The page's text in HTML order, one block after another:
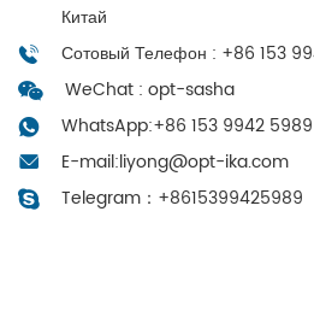
Китай
Сотовый Телефон : +86 153
WeChat : opt-sasha
WhatsApp:+86 153 9942 5989
E-mail:liyong@opt-ika.com
Telegram： +8615399425989